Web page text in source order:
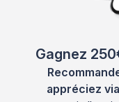
Gagnez
appréciez